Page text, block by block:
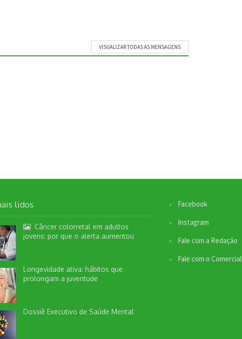
VISUALIZAR TODAS AS MENSAGENS
lidos
Câncer colorretal em adultos
jovens: por que o alerta aumentou
Longevidade ativa: hábitos que
prolongam a juventude
Dossiê Executivo de Saúde Mental
Facebook
Instagram
Fale com a Redação
Fale com o Comercial